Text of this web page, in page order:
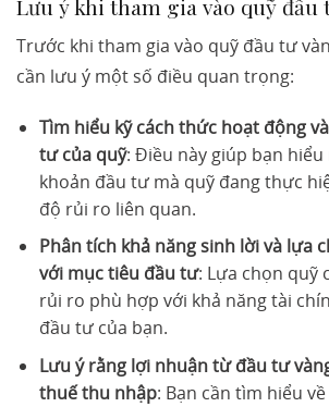
Lưu ý khi tham gia vào quỹ đầu
Trước khi tham gia vào quỹ đầu tư
cần lưu ý một số điều quan trọng:
Tìm hiểu kỹ cách thức hoạt động
tư của quỹ: Điều này giúp bạn hiểu
khoản đầu tư mà quỹ đang thực
độ rủi ro liên quan.
Phân tích khả năng sinh lời và lựa
với mục tiêu đầu tư: Lựa chọn quỹ
rủi ro phù hợp với khả năng tài
đầu tư của bạn.
Lưu ý rằng lợi nhuận từ đầu tư
thuế thu nhập: Bạn cần tìm hiểu